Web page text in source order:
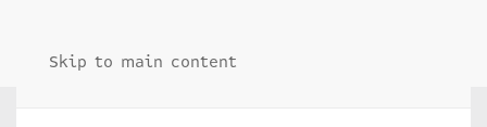
Skip to main content